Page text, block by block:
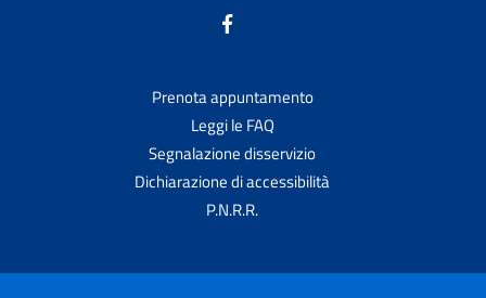
Prenota appuntamento
Leggi le FAQ
Segnalazione disservizio
Dichiarazione di accessibilità
P.N.R.R.